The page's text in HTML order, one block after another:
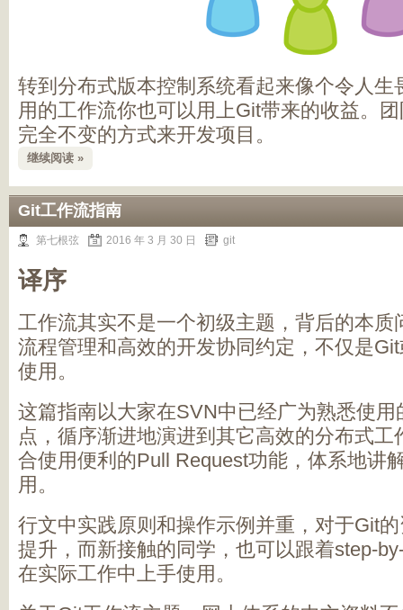
转到分布式版本控制系统看起来像个令人生
用的工作流你也可以用上Git带来的收益。
完全不变的方式来开发项目。
继续阅读 »
Git工作流指南
第七根弦 2016 年 3 月 30 日 git
译序
工作流其实不是一个初级主题，背后的本质
流程管理和高效的开发协同约定，不仅是
使用。
这篇指南以大家在SVN中已经广为熟悉使
点，循序渐进地演进到其它高效的分布式
合使用便利的Pull Request功能，体系地讲
用。
行文中实践原则和操作示例并重，对于Git
提升，而新接触的同学，也可以跟着step-
在实际工作中上手使用。